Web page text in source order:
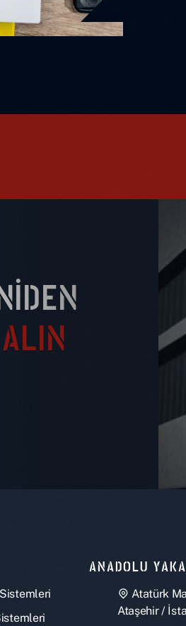
ANADOLU
Atatürk
Ataşehir /